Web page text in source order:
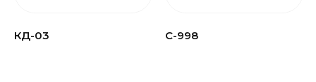
КД-03 С-998